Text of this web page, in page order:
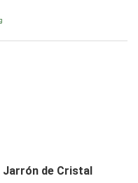
Jarrón de Cristal